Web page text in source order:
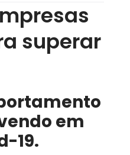
superar
em
19.